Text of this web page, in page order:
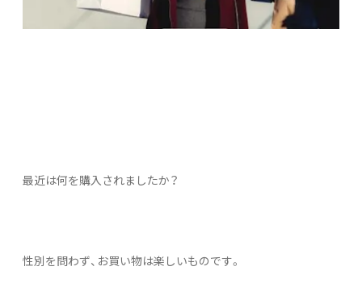
最近は何を購入されましたか？
性別を問わず、お買い物は楽しいものです。